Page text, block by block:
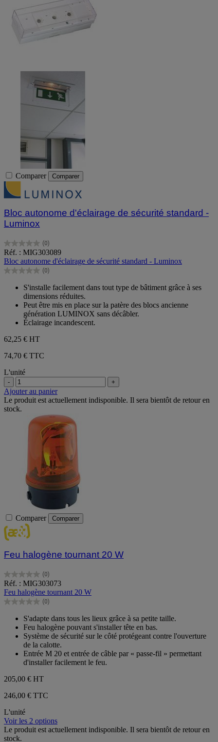
Comparer Comparer
Bloc autonome d'éclairage de sécurité standard -
Luminox
(0)
0.0
sur
5
étoiles.
Réf. : MIG303089
Bloc autonome d'éclairage de sécurité standard - Luminox
(0)
0.0
étoiles.
S'installe facilement dans tout type de bâtiment grâce à ses
dimensions réduites.
Peut être mis en place sur la patère des blocs ancienne
génération LUMINOX sans décâbler.
Éclairage incandescent.
62,25 € HT
74,70 € TTC
L'unité
- +
Ajouter au panier
Le produit est actuellement indisponible. Il sera bientôt de retour en
stock.
Comparer Comparer
Feu halogène tournant 20 W
(0)
0.0
sur
5
étoiles.
Réf. : MIG303073
Feu halogène tournant 20 W
(0)
0.0
étoiles.
S'adapte dans tous les lieux grâce à sa petite taille.
Feu halogène pouvant s'installer tête en bas.
Système de sécurité sur le côté protégeant contre l'ouverture
de la calotte.
Entrée M 20 et entrée de câble par « passe-fil » permettant
d'installer facilement le feu.
205,00 € HT
246,00 € TTC
L'unité
Voir les 2 options
Le produit est actuellement indisponible. Il sera bientôt de retour en
stock.